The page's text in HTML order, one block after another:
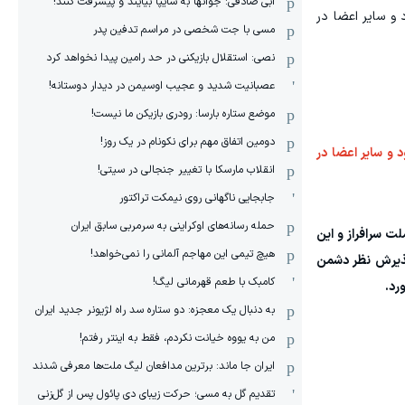
و سایر اعضا در
و سایر اعضا در
سرافراز و این
نظر دشمن
مسی با جت شخصی در مراسم تدفین پدر
نصی: استقلال بازیکنی در حد رامین پیدا نخواهد کرد
عصبانیت شدید و عجیب اوسیمن در دیدار دوستانه!
موضع ستاره بارسا: رودری بازیکن ما نیست!
دومین اتفاق مهم برای نکونام در یک روز!
انقلاب مارسکا با تغییر جنجالی در سیتی!
جابجایی ناگهانی روی نیمکت تراکتور
حمله رسانه‌های اوکراینی به سرمربی سابق ایران
هیچ‌ تیمی این مهاجم آلمانی را نمی‌خواهد!
کامبک با طعم قهرمانی لیگ!
به دنبال یک معجزه: دو ستاره سد راه لژیونر جدید ایران
من به یووه خیانت نکردم، فقط به اینتر رفتم!
ایران جا ماند: برترین مدافعان لیگ ملت‌ها معرفی شدند
تقدیم گل به مسی؛ حرکت زیبای دی پائول پس از گل‌زنی